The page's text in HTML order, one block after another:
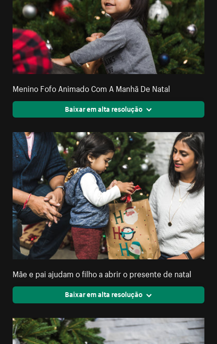
Menino Fofo Animado Com A Manhã De Natal
Baixar em alta resolução
Mãe e pai ajudam o filho a abrir o presente de natal
Baixar em alta resolução